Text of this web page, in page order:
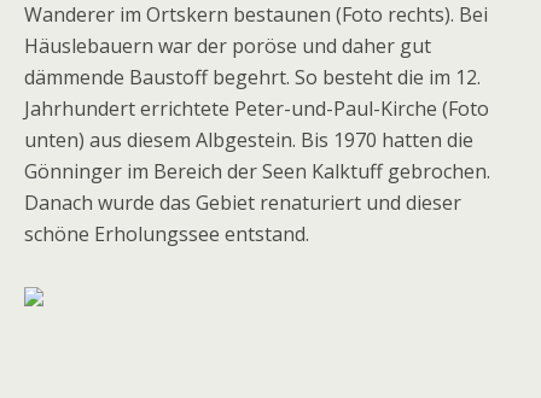
Wanderer im Ortskern bestaunen (Foto rechts). Bei
Häuslebauern war der poröse und daher gut
dämmende Baustoff begehrt. So besteht die im 12.
Jahrhundert errichtete Peter-und-Paul-Kirche (Foto
unten) aus diesem Albgestein. Bis 1970 hatten die
Gönninger im Bereich der Seen Kalktuff gebrochen.
Danach wurde das Gebiet renaturiert und dieser
schöne Erholungssee entstand.